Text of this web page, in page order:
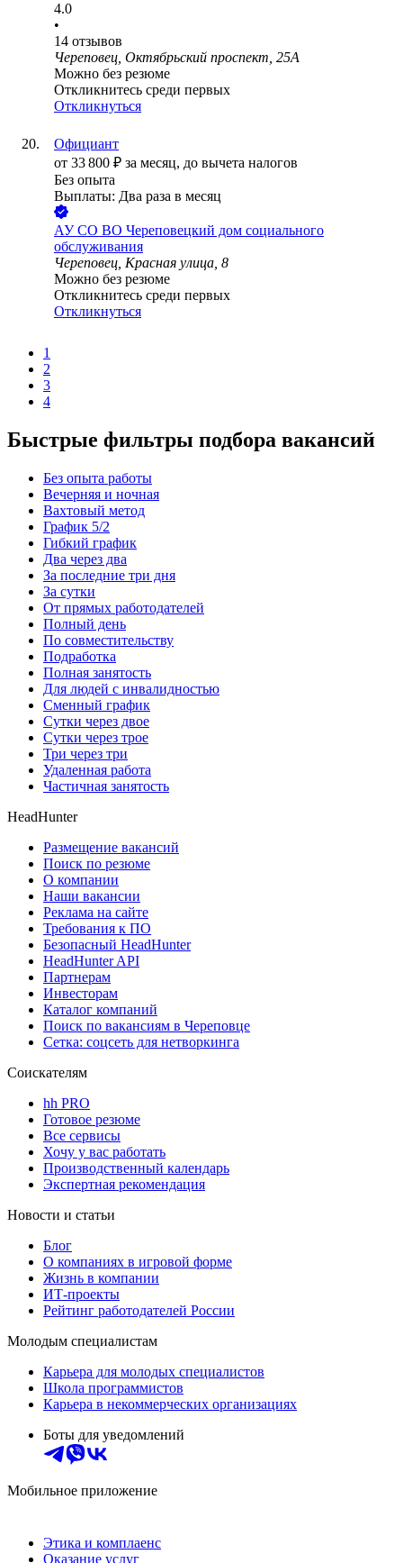
4.0
•
14 отзывов
Череповец, Октябрьский проспект, 25А
Можно без резюме
Откликнитесь среди первых
Откликнуться
Официант
от 33 800 ₽ за месяц, до вычета налогов
Без опыта
Выплаты: Два раза в месяц
АУ СО ВО Череповецкий дом социального
обслуживания
Череповец, Красная улица, 8
Можно без резюме
Откликнитесь среди первых
Откликнуться
1
2
3
4
Быстрые фильтры подбора вакансий
Без опыта работы
Вечерняя и ночная
Вахтовый метод
График 5/2
Гибкий график
Два через два
За последние три дня
За сутки
От прямых работодателей
Полный день
По совместительству
Подработка
Полная занятость
Для людей с инвалидностью
Сменный график
Сутки через двое
Сутки через трое
Три через три
Удаленная работа
Частичная занятость
HeadHunter
Размещение вакансий
Поиск по резюме
О компании
Наши вакансии
Реклама на сайте
Требования к ПО
Безопасный HeadHunter
HeadHunter API
Партнерам
Инвесторам
Каталог компаний
Поиск по вакансиям в Череповце
Сетка: соцсеть для нетворкинга
Соискателям
hh PRO
Готовое резюме
Все сервисы
Хочу у вас работать
Производственный календарь
Экспертная рекомендация
Новости и статьи
Блог
О компаниях в игровой форме
Жизнь в компании
ИТ-проекты
Рейтинг работодателей России
Молодым специалистам
Карьера для молодых специалистов
Школа программистов
Карьера в некоммерческих организациях
Боты для уведомлений
Мобильное приложение
Этика и комплаенс
Оказание услуг